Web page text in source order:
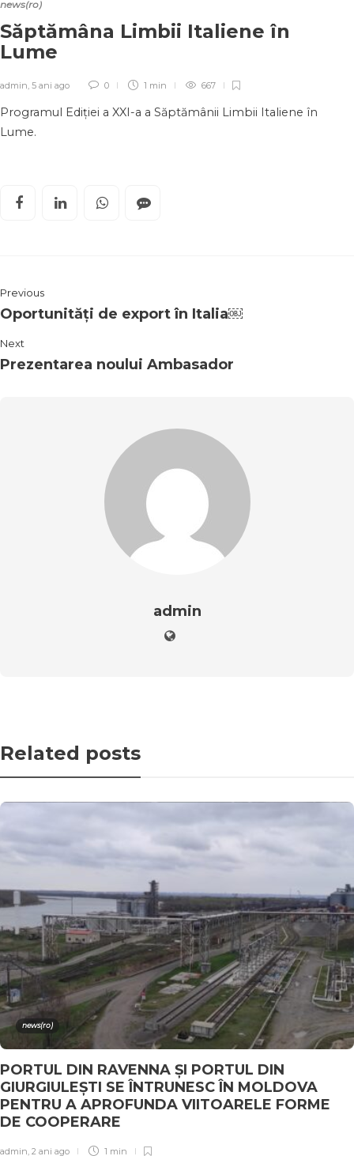
news(ro)
Săptămâna Limbii Italiene în
Lume
admin, 5 ani ago 0 1 min 667
Programul Ediției a XXI-a a Săptămânii Limbii Italiene în
Lume.
Previous
Oportunități de export în Italia￼
Next
Prezentarea noului Ambasador
admin
Related posts
news(ro)
PORTUL DIN RAVENNA ȘI PORTUL DIN
GIURGIULEȘTI SE ÎNTRUNESC ÎN MOLDOVA
PENTRU A APROFUNDA VIITOARELE FORME
DE COOPERARE
admin, 2 ani ago 1 min